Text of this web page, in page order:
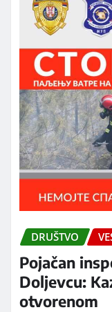
DRUŠTVO
Pojačan
Doljevcu:
otvorenom